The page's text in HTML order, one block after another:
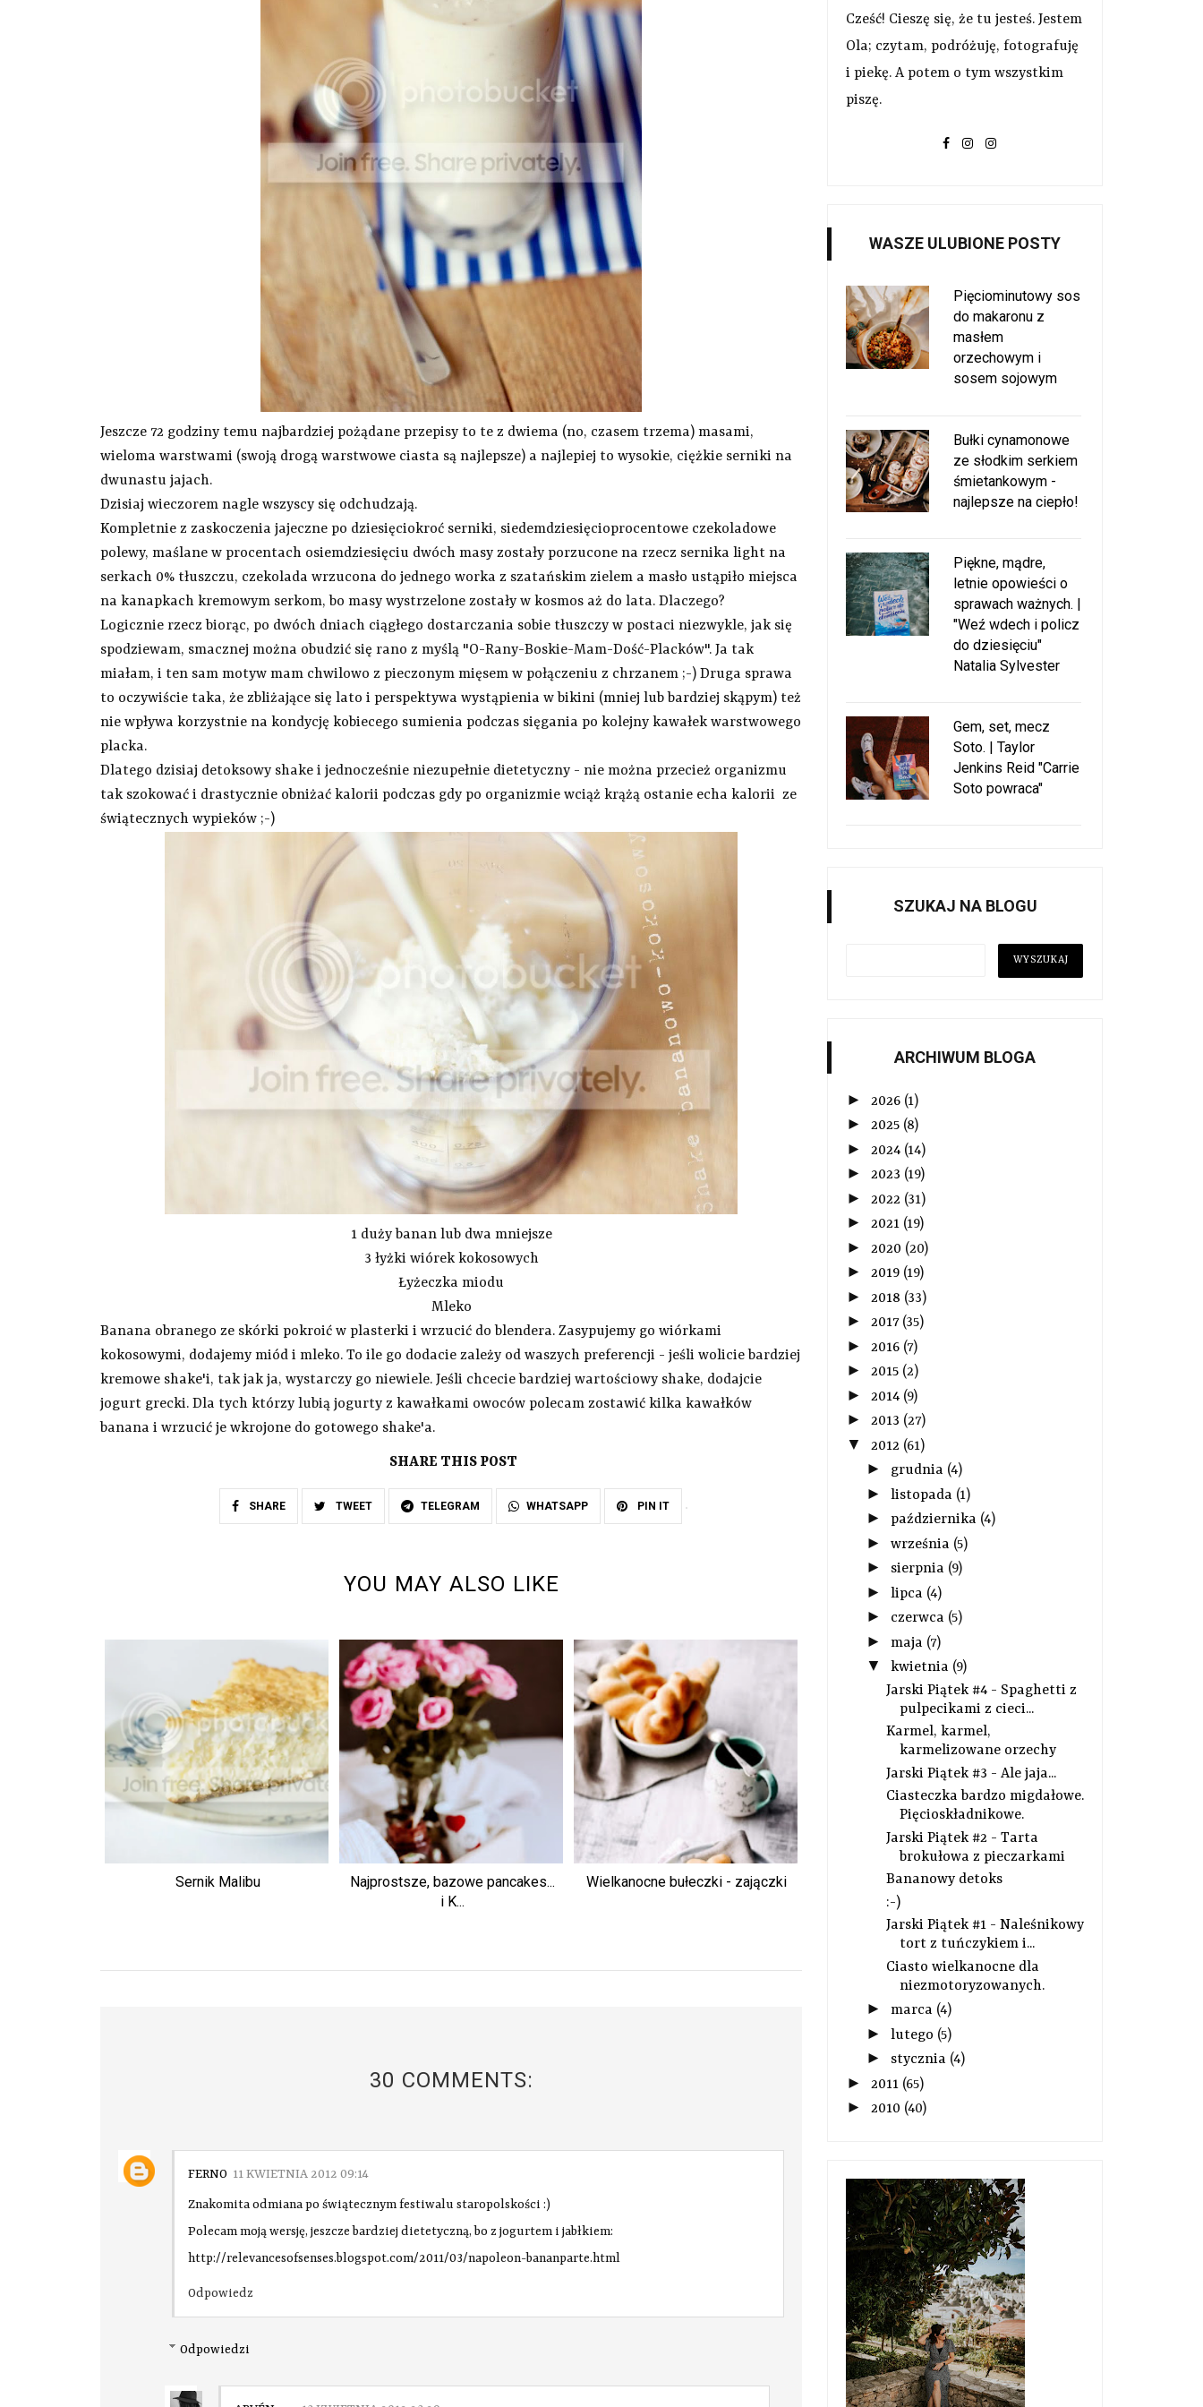
Jeszcze 72 godziny temu najbardziej pożądane przepisy to te z dwiema (no, czasem trzema) masami,
wieloma warstwami (swoją drogą warstwowe ciasta są najlepsze) a najlepiej to wysokie, ciężkie serniki na
dwunastu jajach.
Dzisiaj wieczorem nagle wszyscy się odchudzają.
Kompletnie z zaskoczenia jajeczne po dziesięciokroć serniki, siedemdziesięcioprocentowe czekoladowe
polewy, maślane w procentach osiemdziesięciu dwóch masy zostały porzucone na rzecz sernika light na
serkach 0% tłuszczu, czekolada wrzucona do jednego worka z szatańskim zielem a masło ustąpiło miejsca
na kanapkach kremowym serkom, bo masy wystrzelone zostały w kosmos aż do lata. Dlaczego?
Logicznie rzecz biorąc, po dwóch dniach ciągłego dostarczania sobie tłuszczy w postaci niezwykle, jak się
spodziewam, smacznej można obudzić się rano z myślą "O-Rany-Boskie-Mam-Dość-Placków". Ja tak
miałam, i ten sam motyw mam chwilowo z pieczonym mięsem w połączeniu z chrzanem ;-) Druga sprawa
to oczywiście taka, że zbliżające się lato i perspektywa wystąpienia w bikini (mniej lub bardziej skąpym) też
nie wpływa korzystnie na kondycję kobiecego sumienia podczas sięgania po kolejny kawałek warstwowego
placka.
Dlatego dzisiaj detoksowy shake i jednocześnie niezupełnie dietetyczny - nie można przecież organizmu
tak szokować i drastycznie obniżać kalorii podczas gdy po organizmie wciąż krążą ostanie echa kalorii ze
świątecznych wypieków ;-)
1 duży banan lub dwa mniejsze
3 łyżki wiórek kokosowych
Łyżeczka miodu
Mleko
Banana obranego ze skórki pokroić w plasterki i wrzucić do blendera. Zasypujemy go wiórkami
kokosowymi, dodajemy miód i mleko. To ile go dodacie zależy od waszych preferencji - jeśli wolicie bardziej
kremowe shake'i, tak jak ja, wystarczy go niewiele. Jeśli chcecie bardziej wartościowy shake, dodajcie
jogurt grecki. Dla tych którzy lubią jogurty z kawałkami owoców polecam zostawić kilka kawałków
banana i wrzucić je wkrojone do gotowego shake'a.
SHARE THIS POST
SHARE TWEET TELEGRAM WHATSAPP PIN IT
YOU MAY ALSO LIKE
Sernik Malibu
Najprostsze, bazowe pancakes...
i K...
Wielkanocne bułeczki - zajączki
Śniadaniowe bułki z dżemem z
czarne...
30 COMMENTS:
FERNO 11 KWIETNIA 2012 09:14
Znakomita odmiana po świątecznym festiwalu staropolskości :)
Polecam moją wersję, jeszcze bardziej dietetyczną, bo z jogurtem i jabłkiem:
http://relevancesofsenses.blogspot.com/2011/03/napoleon-bananparte.html
Odpowiedz
Odpowiedzi
Cześć! Cieszę się, że tu jesteś. Jestem
Ola; czytam, podróżuję, fotografuję
i piekę. A potem o tym wszystkim
piszę.
WASZE ULUBIONE POSTY
Pięciominutowy sos
do makaronu z
masłem
orzechowym i
sosem sojowym
Bułki cynamonowe
ze słodkim serkiem
śmietankowym -
najlepsze na ciepło!
Piękne, mądre,
letnie opowieści o
sprawach ważnych. |
"Weź wdech i policz
do dziesięciu"
Natalia Sylvester
Gem, set, mecz
Soto. | Taylor
Jenkins Reid "Carrie
Soto powraca"
SZUKAJ NA BLOGU
ARCHIWUM BLOGA
► 2026 (1)
► 2025 (8)
► 2024 (14)
► 2023 (19)
► 2022 (31)
► 2021 (19)
► 2020 (20)
► 2019 (19)
► 2018 (33)
► 2017 (35)
► 2016 (7)
► 2015 (2)
► 2014 (9)
► 2013 (27)
▼ 2012 (61)
► grudnia (4)
► listopada (1)
► października (4)
► września (5)
► sierpnia (9)
► lipca (4)
► czerwca (5)
► maja (7)
▼ kwietnia (9)
Jarski Piątek #4 - Spaghetti z
pulpecikami z cieci...
Karmel, karmel,
karmelizowane orzechy
Jarski Piątek #3 - Ale jaja...
Ciasteczka bardzo migdałowe.
Pięcioskładnikowe.
Jarski Piątek #2 - Tarta
brokułowa z pieczarkami
Bananowy detoks
:-)
Jarski Piątek #1 - Naleśnikowy
tort z tuńczykiem i...
Ciasto wielkanocne dla
niezmotoryzowanych.
► marca (4)
► lutego (5)
► stycznia (4)
► 2011 (65)
► 2010 (40)